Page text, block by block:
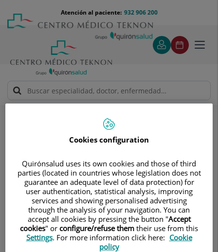
contenido
Menú
teléfono
cabecera
932 906 200
Atención al paciente:
Solicitud de visita
Solicitud de visita
Pide cita sin compromisos
Nombre
Cookies configuration
Quirónsalud uses its own cookies and those of third
parties (located in countries whose legislation does not
guarantee an adequate level of data protection) for
user authentication, statistical analysis, improving
services and showing personalised advertising
through the analysis of your navigation. You can
accept all cookies by pressing the button "Accept
cookies" or configure/refuse them their use from this
Settings. For more information click here: Cookie
policy